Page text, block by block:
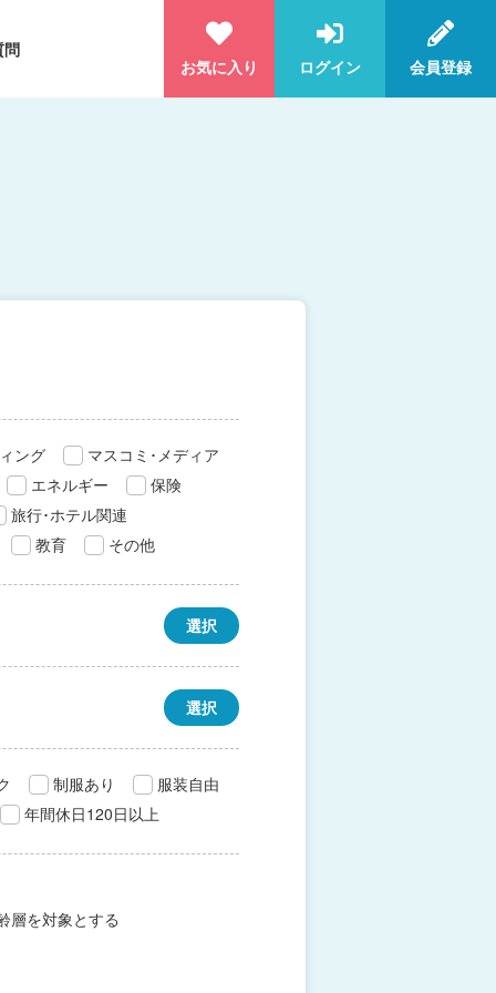
問
お気に入り
ログイン 会員登録
ング
マスコミ･メディア
エネルギー
保険
旅行･ホテル関連
教育
その他
選択
選択
制服あり
服装自由
年間休日120日以上
層を対象とする